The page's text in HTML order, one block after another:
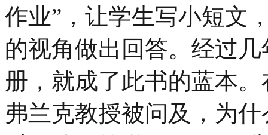
作业”，让学生写小短文
的视角做出回答。经过
册，就成了此书的蓝本
弗兰克教授被问及，为